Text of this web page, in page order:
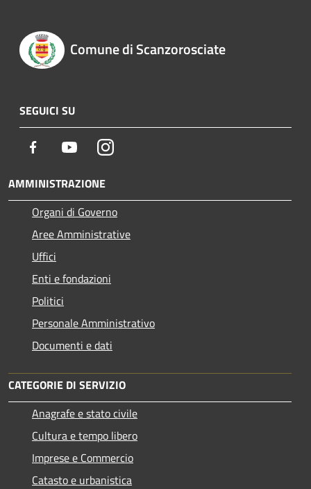
Comune di Scanzorosciate
SEGUICI SU
Facebook YoutubeInstagram
AMMINISTRAZIONE
Organi di Governo
Aree Amministrative
Uffici
Enti e fondazioni
Politici
Personale Amministrativo
Documenti e dati
CATEGORIE DI SERVIZIO
Anagrafe e stato civile
Cultura e tempo libero
Imprese e Commercio
Catasto e urbanistica